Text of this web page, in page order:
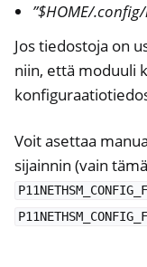
”$HOME/
Jos tiedostoja on
niin, että moduuli
Voit asettaa
sijainnin (vain